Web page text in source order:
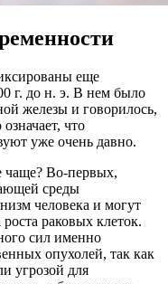
еще
г. до н. э. В нем было
железы и говорилось,
что
уже очень давно.
Во-первых,
среды
человека и могут
раковых клеток.
сил именно
опухолей, так как
угрозой для